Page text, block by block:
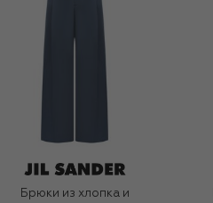
Брюки из хлопка и